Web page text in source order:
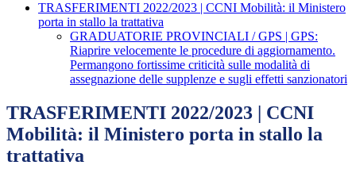
TRASFERIMENTI 2022/2023 | CCNI Mobilità: il Ministero
porta in stallo la trattativa
GRADUATORIE PROVINCIALI / GPS | GPS:
Riaprire velocemente le procedure di aggiornamento.
Permangono fortissime criticità sulle modalità di
assegnazione delle supplenze e sugli effetti sanzionatori
TRASFERIMENTI 2022/2023 | CCNI
Mobilità: il Ministero porta in stallo la
trattativa